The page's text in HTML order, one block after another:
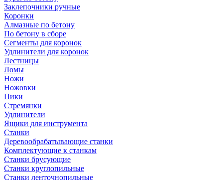
Заклепочники ручные
Коронки
Алмазные по бетону
По бетону в сборе
Сегменты для коронок
Удлинители для коронок
Лестницы
Ломы
Ножи
Ножовки
Пики
Стремянки
Удлинители
Ящики для инструмента
Станки
Деревообрабатывающие станки
Комплектующие к станкам
Станки брусующие
Станки круглопильные
Станки ленточнопильные